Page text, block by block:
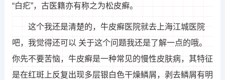
“白疕”，古医籍亦有称之为松皮癣。
这个我还是清楚的，牛皮癣医院就去上海江城医院
吧，我觉得还可以 关于这个问题我还是了解一点的哦。
你先不要苦恼，牛皮癣是一种常见的慢性皮肤病，其特征
是在红斑上反复出现多层银白色干燥鳞屑，剥去鳞屑有明